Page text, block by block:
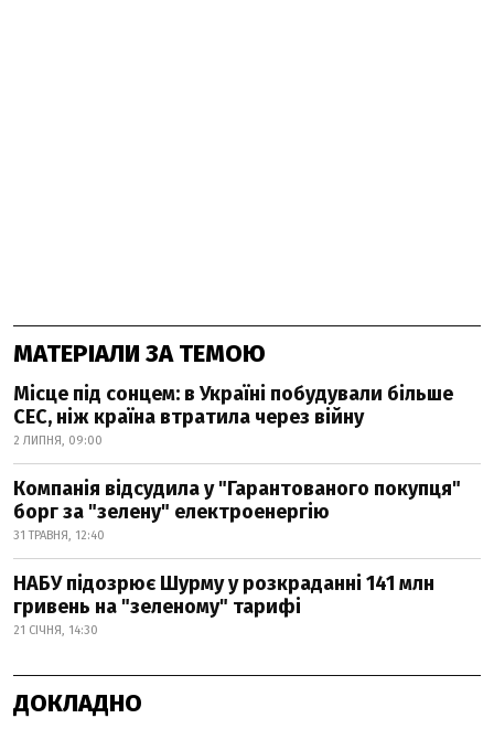
МАТЕРІАЛИ ЗА ТЕМОЮ
Місце під сонцем: в Україні побудували більше
СЕС, ніж країна втратила через війну
2 ЛИПНЯ, 09:00
Компанія відсудила у "Гарантованого покупця"
борг за "зелену" електроенергію
31 ТРАВНЯ, 12:40
НАБУ підозрює Шурму у розкраданні 141 млн
гривень на "зеленому" тарифі
21 СІЧНЯ, 14:30
ДОКЛАДНО